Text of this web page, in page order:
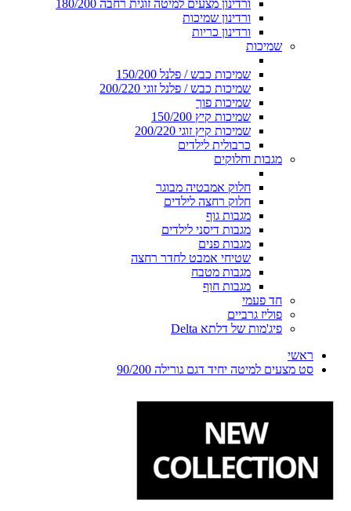
ורדינון מצעים למיטה זוגית רחבה 180/200
ורדינון שמיכות
ורדינון כריות
שמיכות
שמיכות כבש / פלנל 150/200
שמיכות כבש / פלנל זוגי 200/220
שמיכות פוך
שמיכות קיץ 150/200
שמיכות קיץ זוגי 200/220
כרבולית לילדים
מגבות וחלוקים
חלוק אמבטיה מבוגר
חלוק רחצה לילדים
מגבות גוף
מגבות דיסני לילדים
מגבות פנים
שטיחי אמבט לחדר רחצה
מגבות מטבח
מגבות חוף
חד פעמי
פוליז גרביים
פיג'מות של דלתא Delta
ראשי
סט מצעים למיטה יחיד דגם גורילה 90/200